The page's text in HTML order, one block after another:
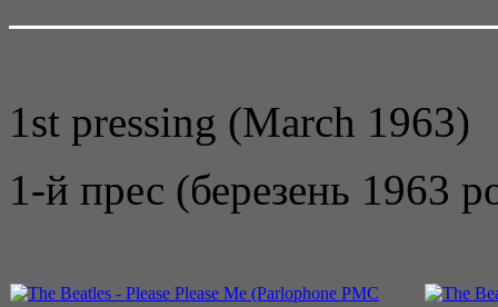
1st pressing (March 1963)
1-й прес (березень 1963